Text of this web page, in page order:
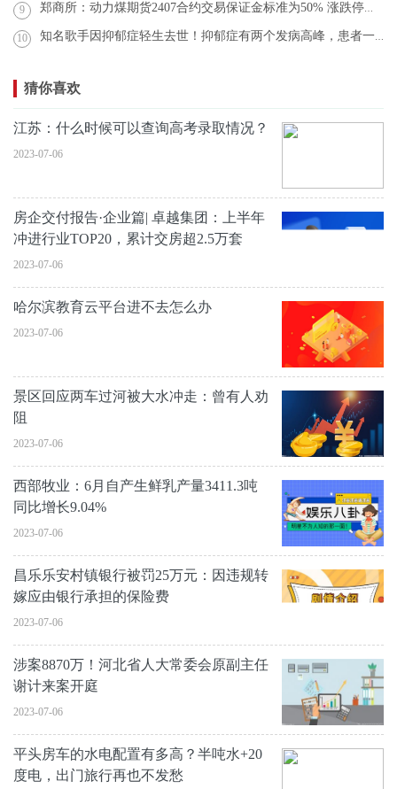
9 郑商所：动力煤期货2407合约交易保证金标准为50% 涨跌停板幅度为10%
10 知名歌手因抑郁症轻生去世！抑郁症有两个发病高峰，患者一多半都是女性
猜你喜欢
江苏：什么时候可以查询高考录取情况？
2023-07-06
房企交付报告·企业篇| 卓越集团：上半年
冲进行业TOP20，累计交房超2.5万套
2023-07-06
哈尔滨教育云平台进不去怎么办
2023-07-06
景区回应两车过河被大水冲走：曾有人劝
阻
2023-07-06
西部牧业：6月自产生鲜乳产量3411.3吨
同比增长9.04%
2023-07-06
昌乐乐安村镇银行被罚25万元：因违规转
嫁应由银行承担的保险费
2023-07-06
涉案8870万！河北省人大常委会原副主任
谢计来案开庭
2023-07-06
平头房车的水电配置有多高？半吨水+20
度电，出门旅行再也不发愁